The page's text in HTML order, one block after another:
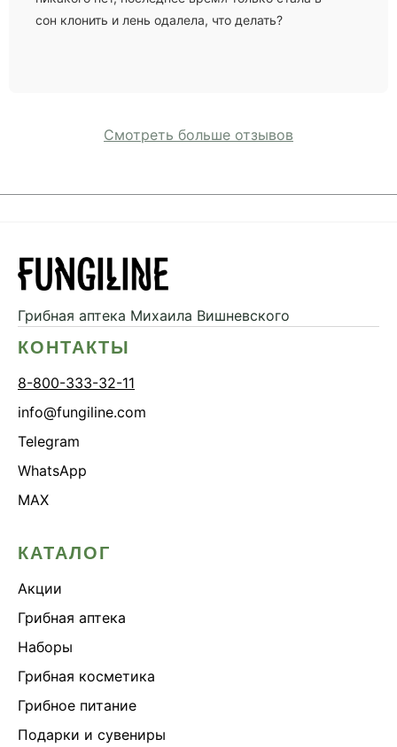
сон клонить и лень одалела, что делать?
Смотреть больше отзывов
Грибная аптека Михаила Вишневского
КОНТАКТЫ
8-800-333-32-11
info@fungiline.com
Telegram
WhatsApp
MAX
КАТАЛОГ
Акции
Грибная аптека
Наборы
Грибная косметика
Грибное питание
Подарки и сувениры